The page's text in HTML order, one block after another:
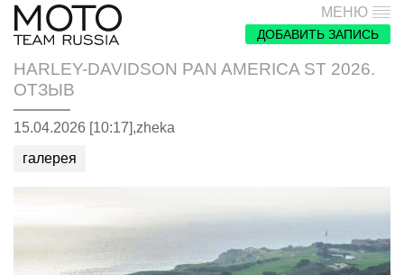
МЕНЮ
ДОБАВИТЬ ЗАПИСЬ
HARLEY-DAVIDSON PAN AMERICA ST 2026.
ОТЗЫВ
15.04.2026 [10:17],zheka
галерея